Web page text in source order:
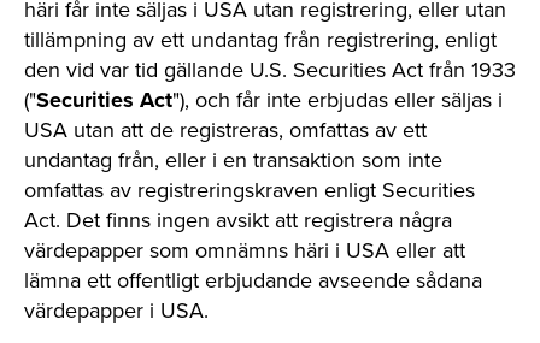
häri får inte säljas i USA utan registrering, eller utan
tillämpning av ett undantag från registrering, enligt
den vid var tid gällande U.S. Securities Act från 1933
("Securities Act"), och får inte erbjudas eller säljas i
USA utan att de registreras, omfattas av ett
undantag från, eller i en transaktion som inte
omfattas av registreringskraven enligt Securities
Act. Det finns ingen avsikt att registrera några
värdepapper som omnämns häri i USA eller att
lämna ett offentligt erbjudande avseende sådana
värdepapper i USA.